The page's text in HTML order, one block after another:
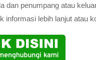
dan penumpang atau
lebih lanjut atau